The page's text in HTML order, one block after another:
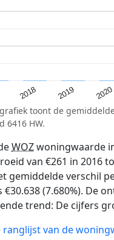
2018 2019 2020
toont de
6416 HW.
WOZwoningwaarde
van €261 in 2016
gemiddelde verschil
€30.638 (7.680%). De
trend: De cijfers
ranglijst van de